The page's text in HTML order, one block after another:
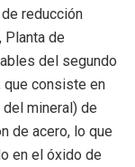
reducción
Planta de
del segundo
que consiste en
mineral) de
de acero, lo que
en el óxido de